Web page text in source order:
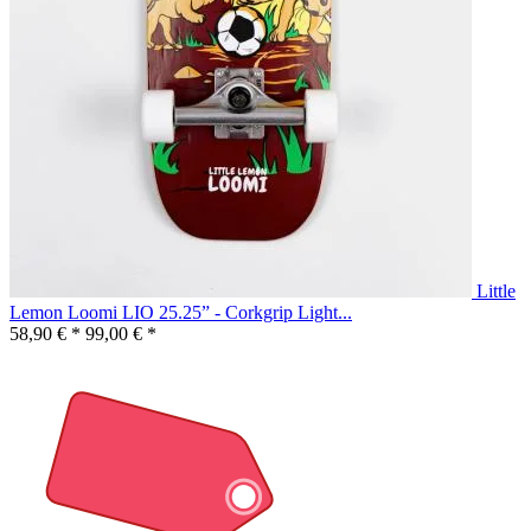
Little
Lemon Loomi LIO 25.25” - Corkgrip Light...
58,90 € * 99,00 € *